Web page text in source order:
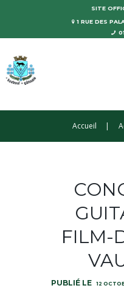
SITE
1 RUE DES
Accueil
FILM-
12